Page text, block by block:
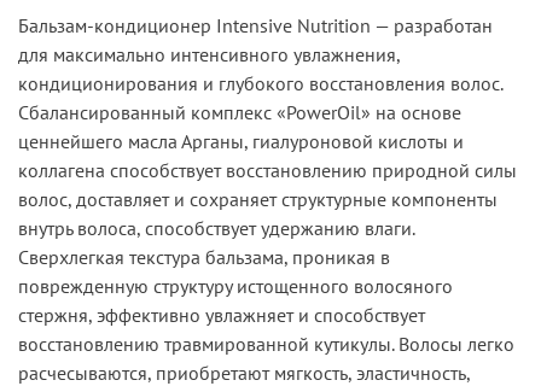
Бальзам-кондиционер Intensive Nutrition — разработан
для максимально интенсивного увлажнения,
кондиционирования и глубокого восстановления волос.
Сбалансированный комплекс «PowerOil» на основе
ценнейшего масла Арганы, гиалуроновой кислоты и
коллагена способствует восстановлению природной силы
волос, доставляет и сохраняет структурные компоненты
внутрь волоса, способствует удержанию влаги.
Сверхлегкая текстура бальзама, проникая в
поврежденную структуру истощенного волосяного
стержня, эффективно увлажняет и способствует
восстановлению травмированной кутикулы. Волосы легко
расчесываются, приобретают мягкость, эластичность,